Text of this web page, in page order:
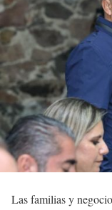
Las familias y